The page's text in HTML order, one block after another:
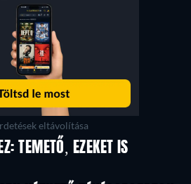
eltávolítása
TEMETŐ, EZEKET IS